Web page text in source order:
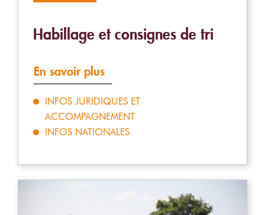
Habillage et consignes de tri
En savoir plus
INFOS JURIDIQUES ET
ACCOMPAGNEMENT
INFOS NATIONALES